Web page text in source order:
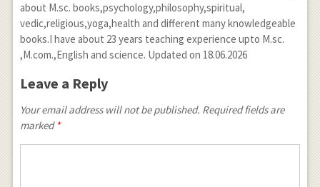
about M.sc. books,psychology,philosophy,spiritual,
vedic,religious,yoga,health and different many knowledgeable
books.I have about 23 years teaching experience upto M.sc.
,M.com.,English and science. Updated on 18.06.2026
Leave a Reply
Your email address will not be published. Required fields are
marked *